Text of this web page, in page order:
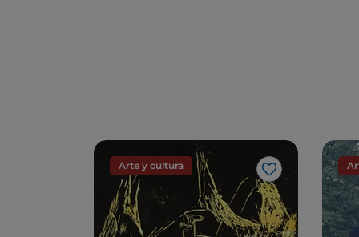
Arte y cultura
Me gusta